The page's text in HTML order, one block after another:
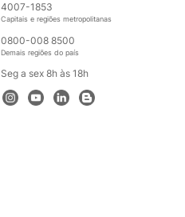
4007-1853
Capitais e regiões metropolitanas
0800-008 8500
Demais regiões do país
Seg a sex 8h às 18h